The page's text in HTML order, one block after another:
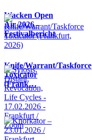
Wacken Open
Air 2026 -
Festivalbericht
Knife/Warrant/Taskforce
Toxicator
(Frank…